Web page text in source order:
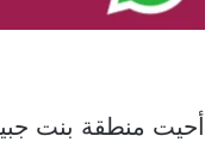
أحيت منطقة بنت